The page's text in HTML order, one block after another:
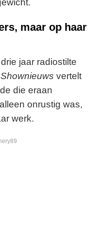
maar op haar
jaar radiostilte
Shownieuws vertelt
die eraan
onrustig was,
werk.